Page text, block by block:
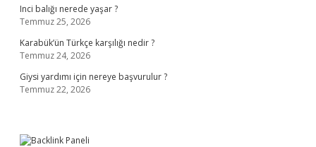
Inci balığı nerede yaşar ?
Temmuz 25, 2026
Karabük’ün Türkçe karşılığı nedir ?
Temmuz 24, 2026
Giysi yardımı için nereye başvurulur ?
Temmuz 22, 2026